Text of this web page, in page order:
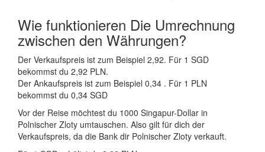
Wie funktionieren Die Umrechnung
zwischen den Währungen?
Der Verkaufspreis ist zum Beispiel 2,92. Für 1 SGD
bekommst du 2,92 PLN.
Der Ankaufspreis ist zum Beispiel 0,34 . Für 1 PLN
bekommst du 0,34 SGD
Vor der Reise möchtest du 1000 Singapur-Dollar in
Polnischer Zloty umtauschen. Also gilt für dich der
Verkaufspreis, da die Bank dir Polnischer Zloty verkauft.